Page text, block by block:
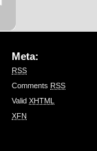
Meta:
RSS
Comments RSS
Valid XHTML
XFN